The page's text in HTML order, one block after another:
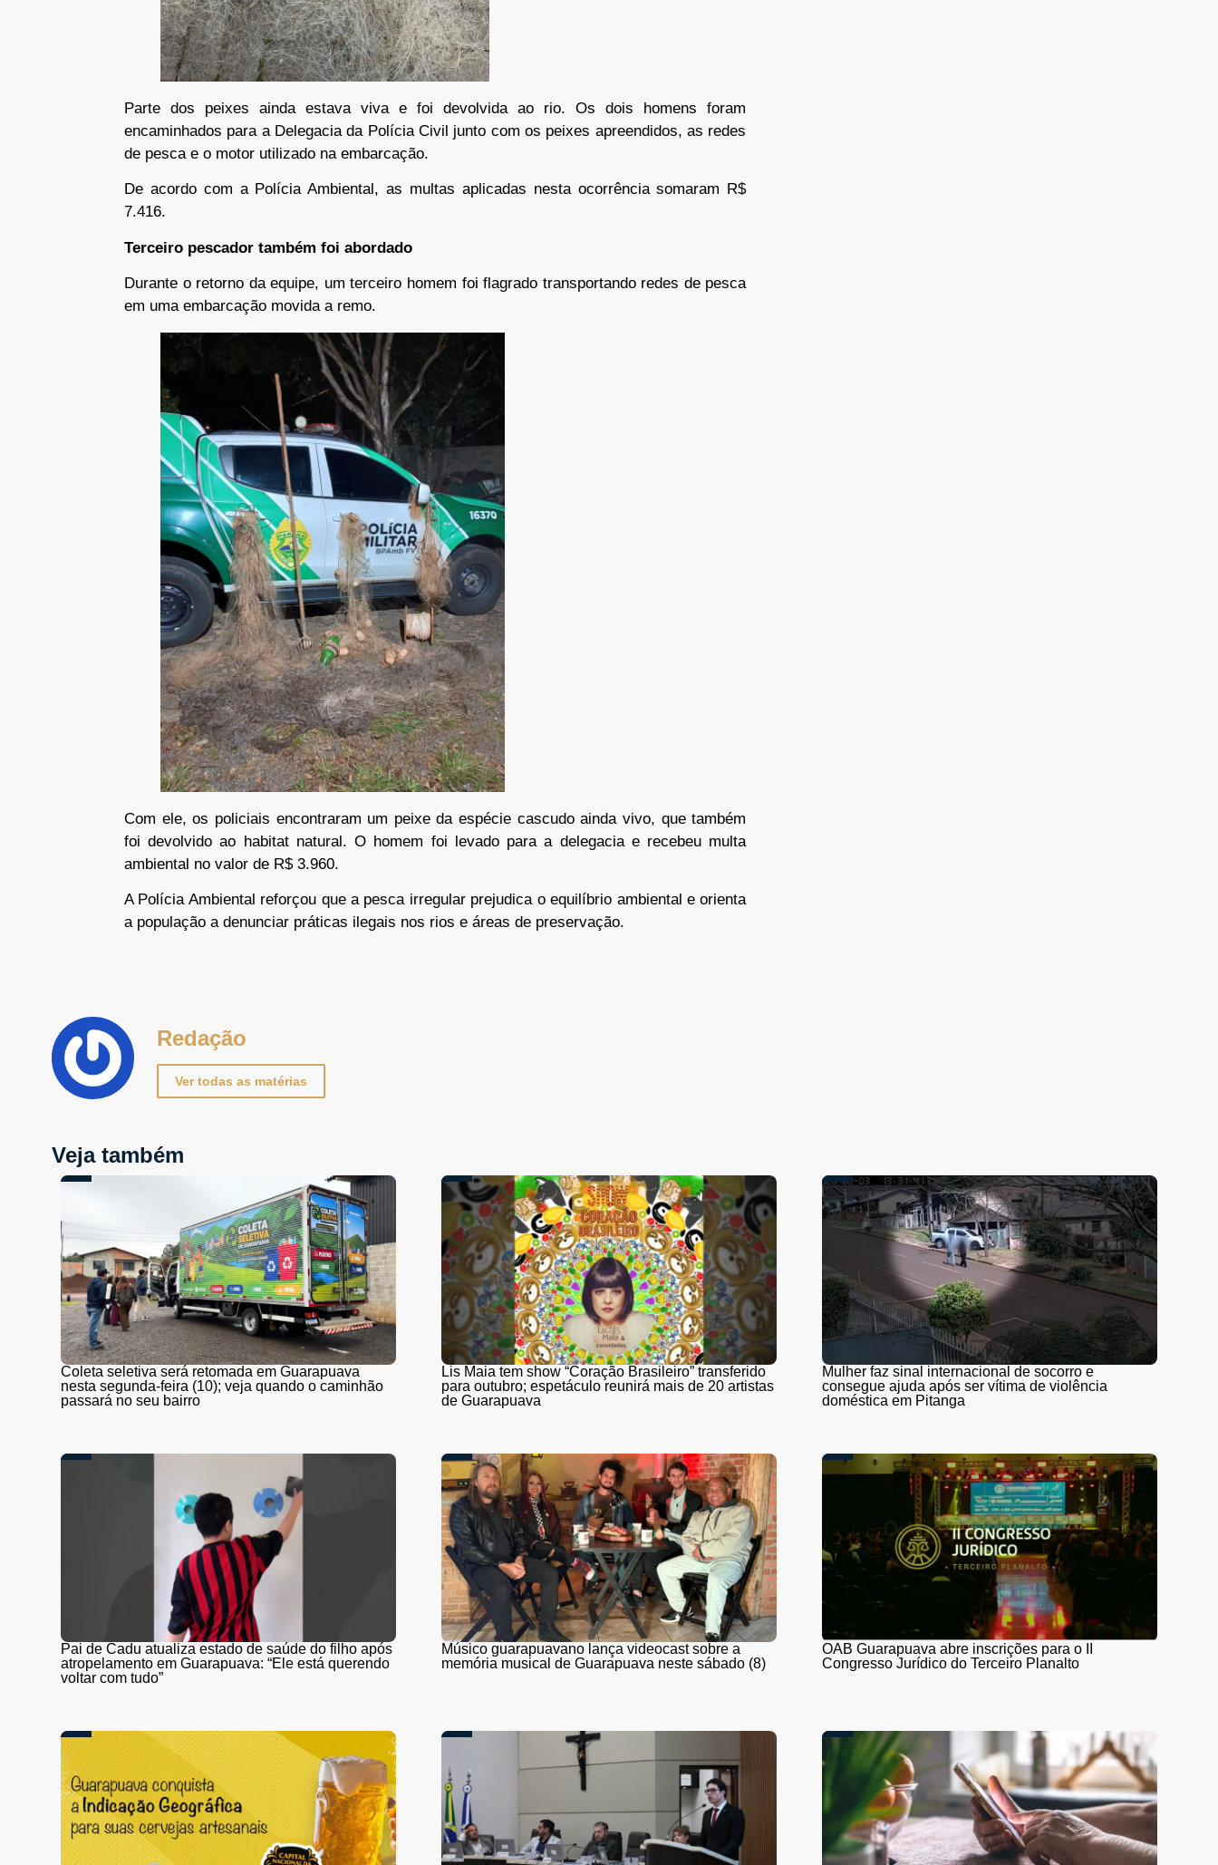
Parte dos peixes ainda estava viva e foi devolvida ao rio. Os dois homens foram
encaminhados para a Delegacia da Polícia Civil junto com os peixes apreendidos, as redes
de pesca e o motor utilizado na embarcação.
De acordo com a Polícia Ambiental, as multas aplicadas nesta ocorrência somaram R$
7.416.
Terceiro pescador também foi abordado
Durante o retorno da equipe, um terceiro homem foi flagrado transportando redes de pesca
em uma embarcação movida a remo.
Com ele, os policiais encontraram um peixe da espécie cascudo ainda vivo, que também
foi devolvido ao habitat natural. O homem foi levado para a delegacia e recebeu multa
ambiental no valor de R$ 3.960.
A Polícia Ambiental reforçou que a pesca irregular prejudica o equilíbrio ambiental e orienta
a população a denunciar práticas ilegais nos rios e áreas de preservação.
Redação
Ver todas as matérias
Veja também
Coleta seletiva será retomada em Guarapuava
nesta segunda-feira (10); veja quando o caminhão
passará no seu bairro
Lis Maia tem show “Coração Brasileiro” transferido
para outubro; espetáculo reunirá mais de 20 artistas
de Guarapuava
Mulher faz sinal internacional de socorro e
consegue ajuda após ser vítima de violência
doméstica em Pitanga
Pai de Cadu atualiza estado de saúde do filho após
atropelamento em Guarapuava: “Ele está querendo
voltar com tudo”
Músico guarapuavano lança videocast sobre a
memória musical de Guarapuava neste sábado (8)
OAB Guarapuava abre inscrições para o II
Congresso Jurídico do Terceiro Planalto